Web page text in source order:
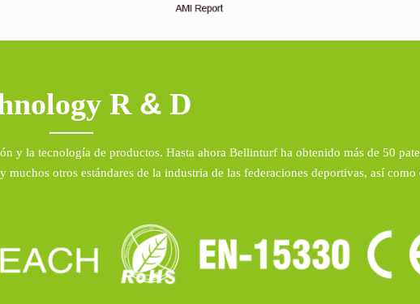
R & D
y la tecnología de productos. Hasta ahora Bellinturf ha obtenido más de 50
otros estándares de la industria de las federaciones deportivas, así como